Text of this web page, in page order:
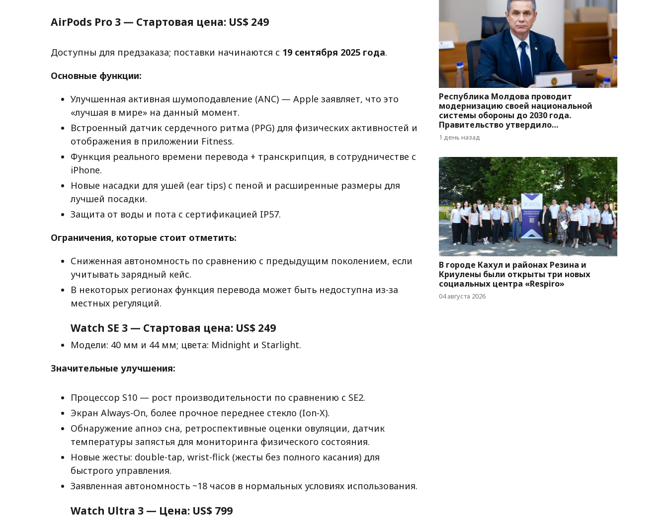
AirPods Pro 3 — Стартовая цена: US$ 249
Доступны для предзаказа; поставки начинаются с 19 сентября 2025 года.
Основные функции:
Улучшенная активная шумоподавление (ANC) — Apple заявляет, что это
«лучшая в мире» на данный момент.
Встроенный датчик сердечного ритма (PPG) для физических активностей и
отображения в приложении Fitness.
Функция реального времени перевода + транскрипция, в сотрудничестве с
iPhone.
Новые насадки для ушей (ear tips) с пеной и расширенные размеры для
лучшей посадки.
Защита от воды и пота с сертификацией IP57.
Ограничения, которые стоит отметить:
Сниженная автономность по сравнению с предыдущим поколением, если
учитывать зарядный кейс.
В некоторых регионах функция перевода может быть недоступна из-за
местных регуляций.
Watch SE 3 — Стартовая цена: US$ 249
Модели: 40 мм и 44 мм; цвета: Midnight и Starlight.
Значительные улучшения:
Процессор S10 — рост производительности по сравнению с SE2.
Экран Always-On, более прочное переднее стекло (Ion-X).
Обнаружение апноэ сна, ретроспективные оценки овуляции, датчик
температуры запястья для мониторинга физического состояния.
Новые жесты: double-tap, wrist-flick (жесты без полного касания) для
быстрого управления.
Заявленная автономность ~18 часов в нормальных условиях использования.
Watch Ultra 3 — Цена: US$ 799
Республика Молдова проводит
модернизацию своей национальной
системы обороны до 2030 года.
Правительство утвердило
соответствующую программу
1 день назад
В городе Кахул и районах Резина и
Криулены были открыты три новых
социальных центра «Respiro»
04 августа 2026